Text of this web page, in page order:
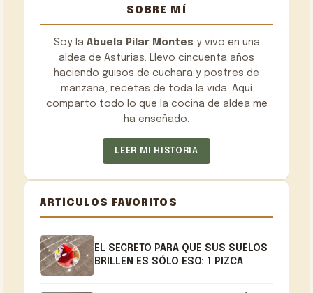
SOBRE MÍ
Soy la Abuela Pilar Montes y vivo en una
aldea de Asturias. Llevo cincuenta años
haciendo guisos de cuchara y postres de
manzana, recetas de toda la vida. Aquí
comparto todo lo que la cocina de aldea me
ha enseñado.
LEER MI HISTORIA
ARTÍCULOS FAVORITOS
EL SECRETO PARA QUE SUS SUELOS
BRILLEN ES SÓLO ESO: 1 PIZCA